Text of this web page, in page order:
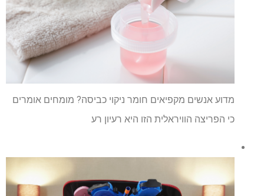
מדוע אנשים מקפיאים חומר ניקוי כביסה? מומחים אומרים
כי הפריצה הוויראלית הזו היא רעיון רע